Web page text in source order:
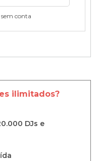
conta
ilimitados?
DJs e